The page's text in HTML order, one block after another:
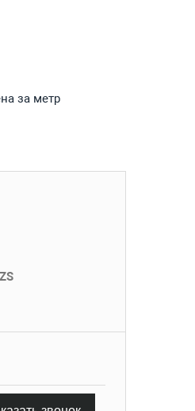
за метр